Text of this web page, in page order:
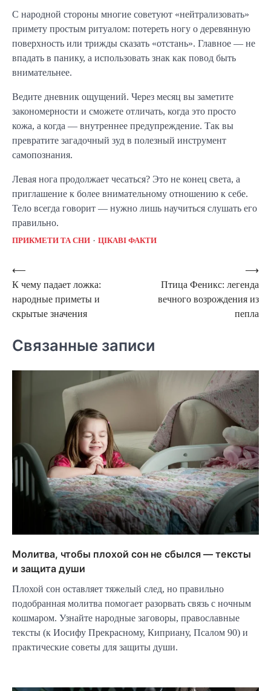
С народной стороны многие советуют «нейтрализовать»
примету простым ритуалом: потереть ногу о деревянную
поверхность или трижды сказать «отстань». Главное — не
впадать в панику, а использовать знак как повод быть
внимательнее.
Ведите дневник ощущений. Через месяц вы заметите
закономерности и сможете отличать, когда это просто
кожа, а когда — внутреннее предупреждение. Так вы
превратите загадочный зуд в полезный инструмент
самопознания.
Левая нога продолжает чесаться? Это не конец света, а
приглашение к более внимательному отношению к себе.
Тело всегда говорит — нужно лишь научиться слушать его
правильно.
ПРИКМЕТИ ТА СНИ ЦІКАВІ ФАКТИ
Навигация
по
записям
⟵
К чему падает ложка:
народные приметы и
скрытые значения
Птица Феникс: легенда
вечного возрождения из
пепла
⟶
Связанные записи
Молитва, чтобы плохой сон не сбылся — тексты
и защита души
Плохой сон оставляет тяжелый след, но правильно
подобранная молитва помогает разорвать связь с ночным
кошмаром. Узнайте народные заговоры, православные
тексты (к Иосифу Прекрасному, Киприану, Псалом 90) и
практические советы для защиты души.